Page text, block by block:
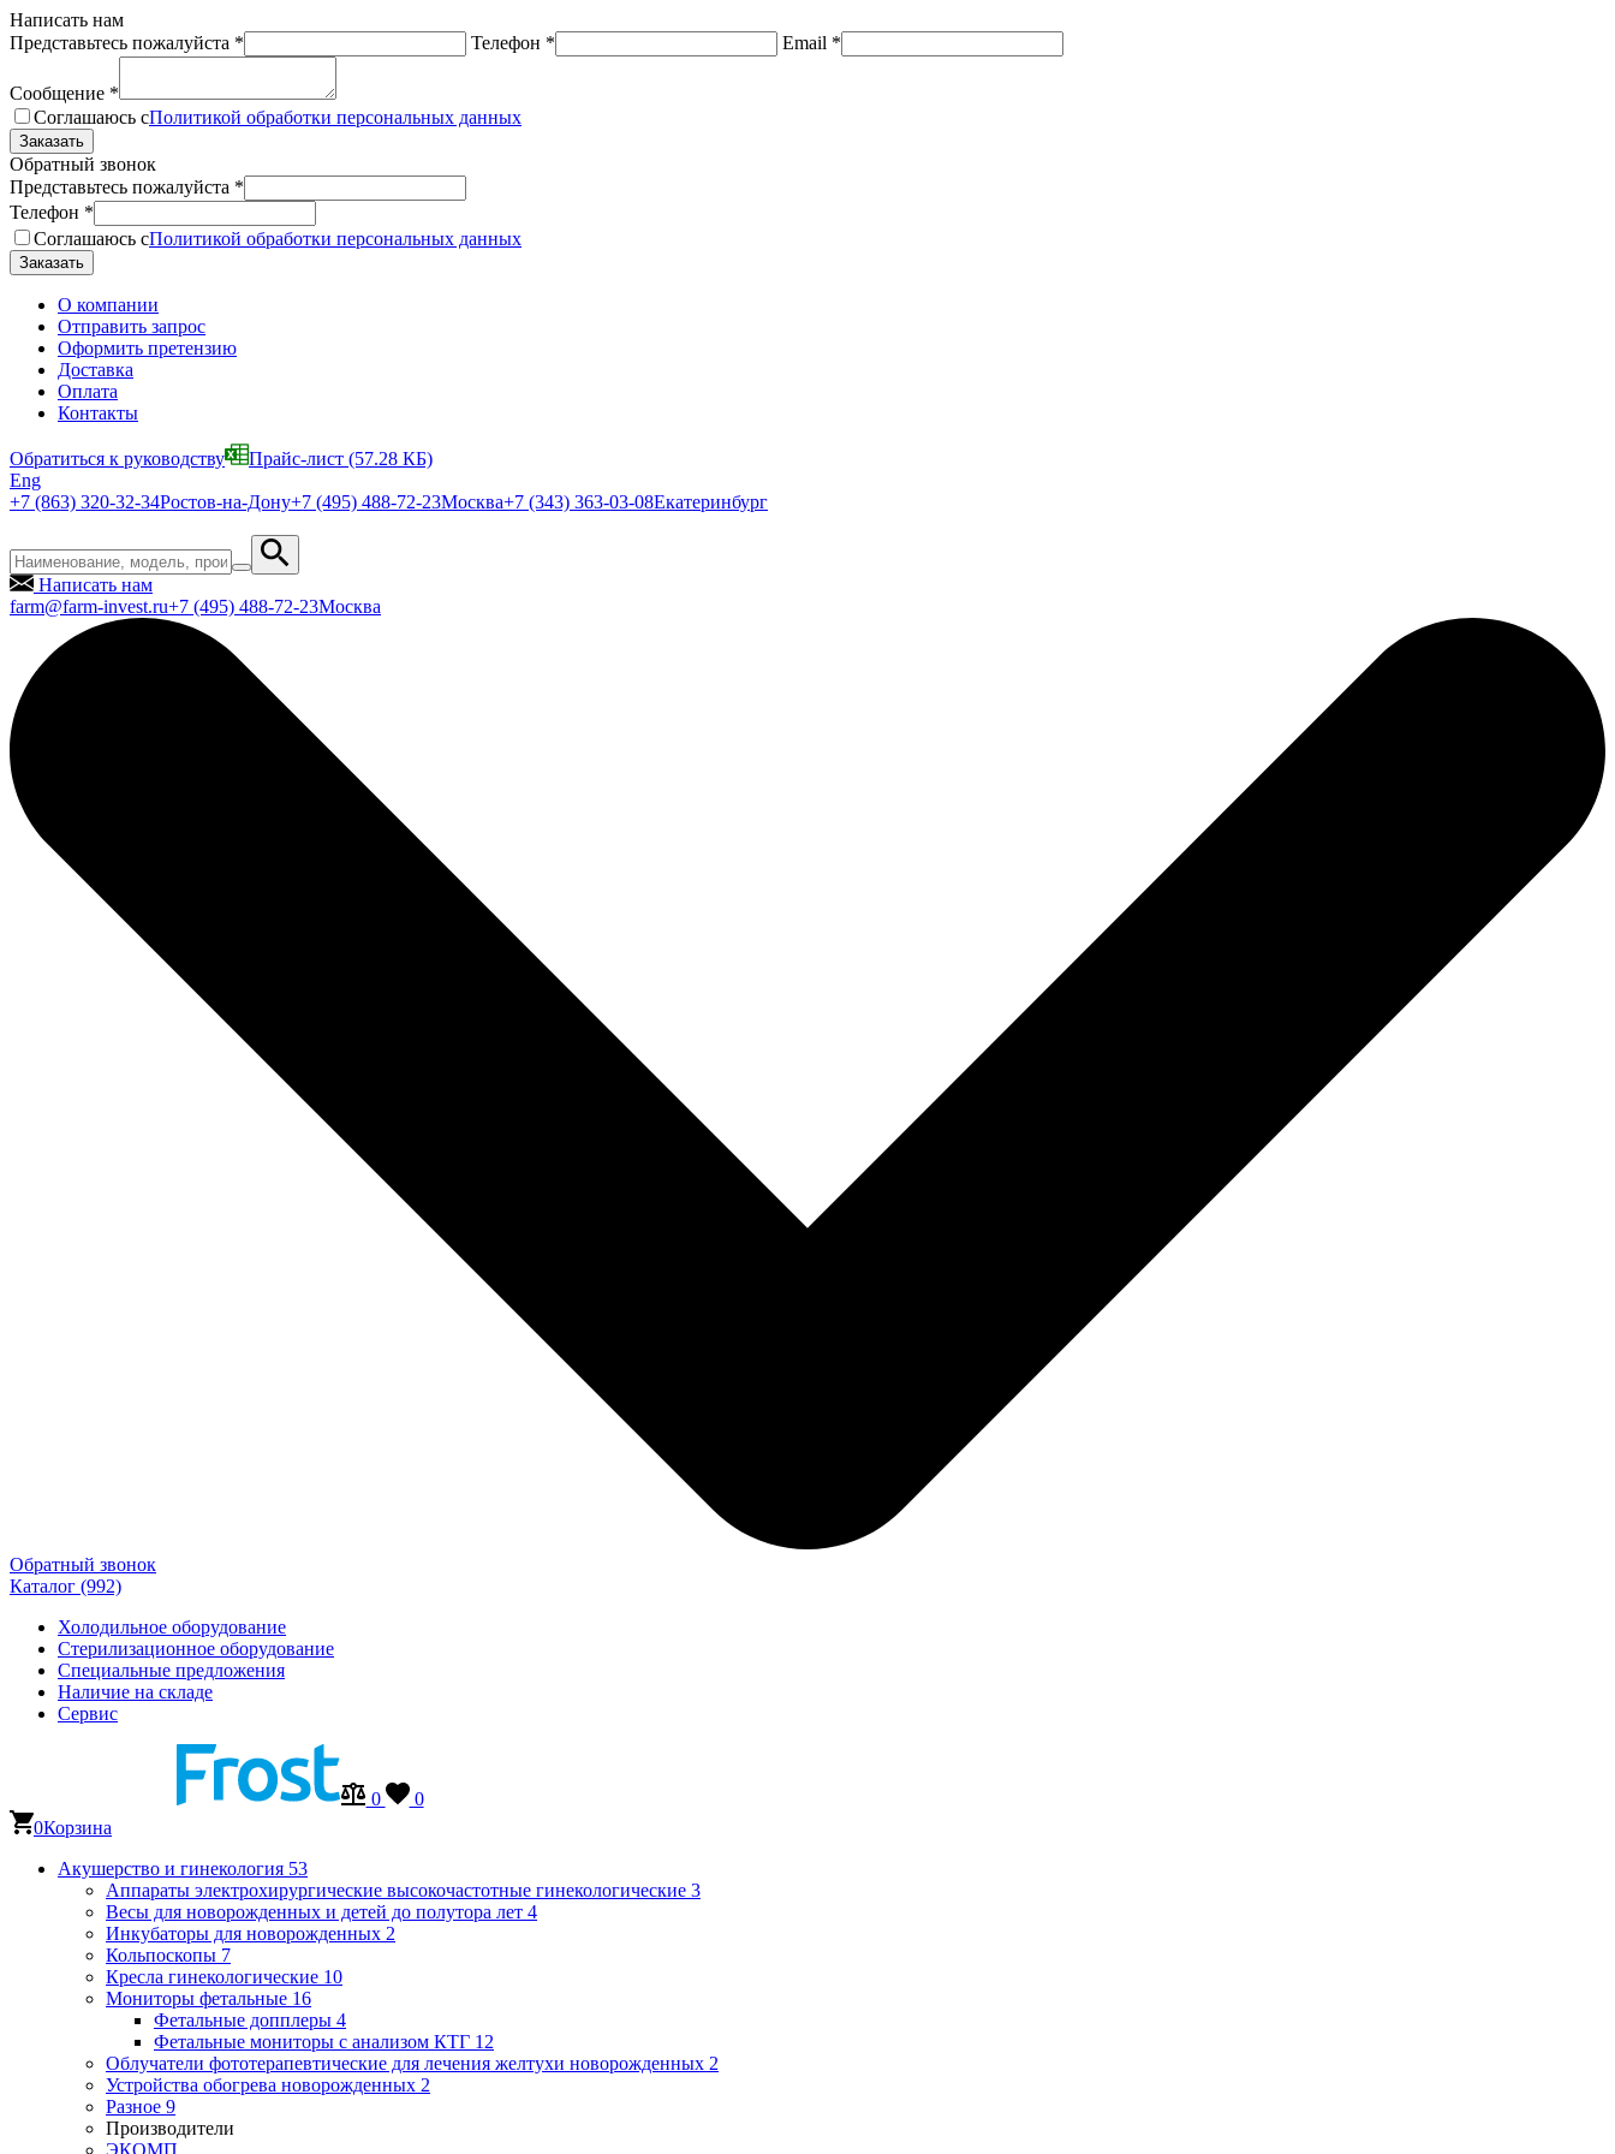
Написать нам
Представьтесь пожалуйста * Телефон * Email *
Сообщение *
Соглашаюсь сПолитикой обработки персональных данных
Обратный звонок
Представьтесь пожалуйста *
Телефон *
Соглашаюсь сПолитикой обработки персональных данных
О компании
Отправить запрос
Оформить претензию
Доставка
Оплата
Контакты
Обратиться к руководству Прайс-лист (57.28 КБ)
Eng
+7 (863) 320-32-34Ростов-на-Дону+7 (495) 488-72-23Москва+7 (343) 363-03-08Екатеринбург
Написать нам
farm@farm-invest.ru+7 (495) 488-72-23Москва
Обратный звонок
Каталог (992)
Холодильное оборудование
Стерилизационное оборудование
Специальные предложения
Наличие на складе
Сервис
0
0
0Корзина
Акушерство и гинекология 53
Аппараты электрохирургические высокочастотные гинекологические 3
Весы для новорожденных и детей до полутора лет 4
Инкубаторы для новорожденных 2
Кольпоскопы 7
Кресла гинекологические 10
Мониторы фетальные 16
Фетальные допплеры 4
Фетальные мониторы с анализом КТГ 12
Облучатели фототерапевтические для лечения желтухи новорожденных 2
Устройства обогрева новорожденных 2
Разное 9
Производители
ЭКОМП